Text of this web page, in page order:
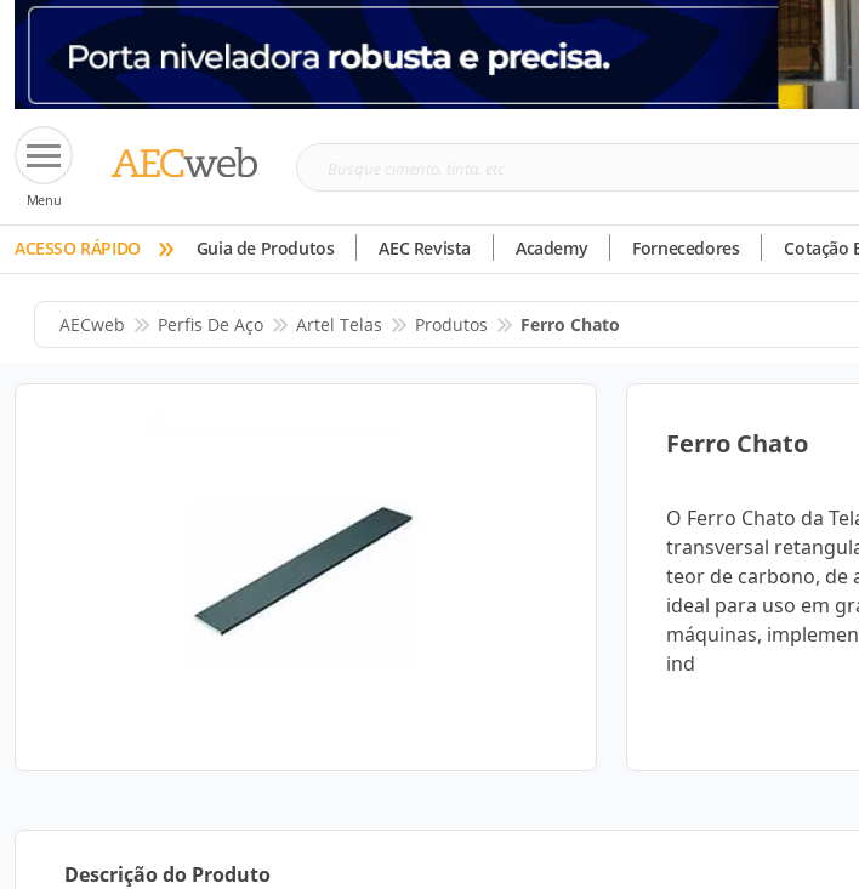
Menu
Busque
tinta,
etc
ACESSO RÁPIDO » Guia de Produtos AEC Revista Academy Fornecedores Cotação
AECweb Perfis De Aço Artel Telas Produtos Ferro Chato
Ferro Chato
O Ferro Chato da
transversal
teor de carbono, de
ideal para uso em
máquinas,
ind
Descrição do Produto